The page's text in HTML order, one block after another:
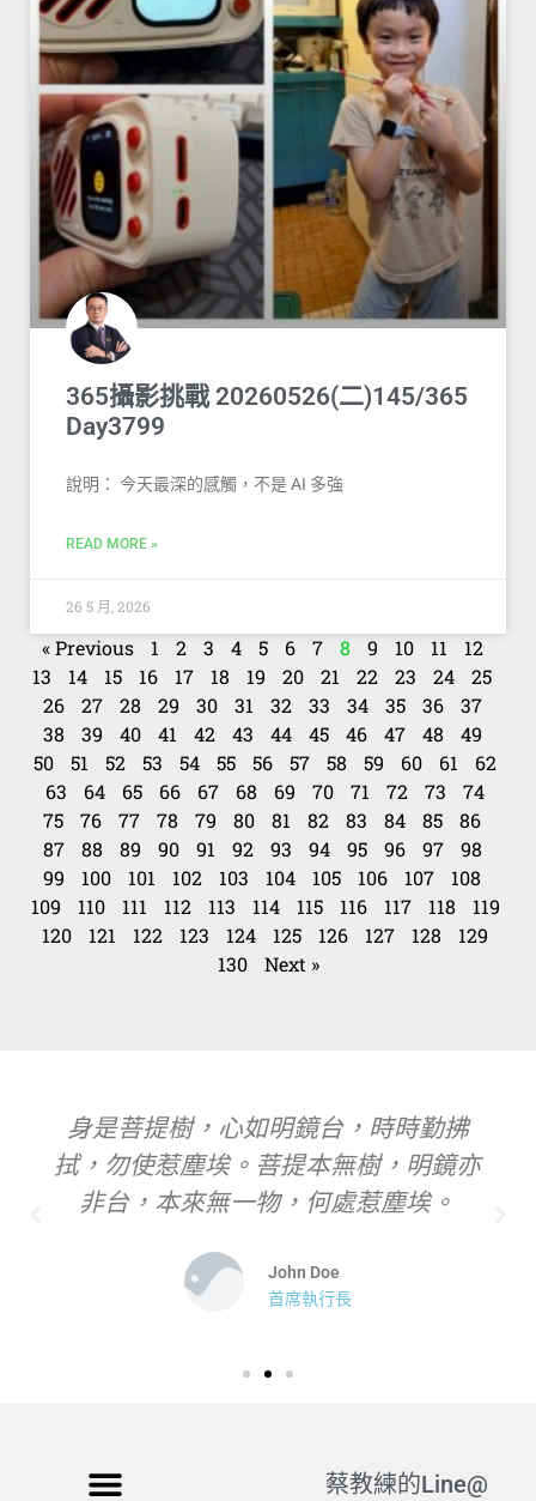
365攝影挑戰 20260526(二)145/365
Day3799
說明： 今天最深的感觸，不是 AI 多強
READ MORE »
26 5 月, 2026
« Previous 1 2 3 4 5 6 7 8 9 10 11
12
13
14 15 16 17 18 19 20 21 22 23 24
25
26
27 28 29 30 31 32 33 34 35 36
37
38
39 40 41 42 43 44 45 46 47 48
49
50
51 52 53 54 55 56 57 58 59 60 61
62
63
64 65 66 67 68 69 70 71 72 73
74
75
76 77 78 79 80 81 82 83 84 85
86
87
88 89 90 91 92 93 94 95 96 97
98
99
100 101 102 103 104 105 106 107
108
109
110 111 112 113 114 115 116 117 118
119
120
121 122 123 124 125 126 127 128
129
130
Next »
身是菩提樹，心如明鏡台，時時勤拂
拭，勿使惹塵埃。菩提本無樹，明鏡亦
非台，本來無一物，何處惹塵埃。
John Doe
首席執行長
蔡教練的Line@